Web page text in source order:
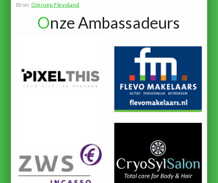
Bron: Omroep Flevoland
Onze Ambassadeurs